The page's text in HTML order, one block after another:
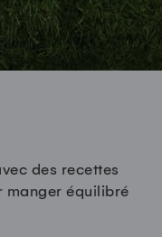
des recettes
manger équilibré